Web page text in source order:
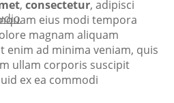
,consectetur, adipisci
eius modi tempora
magnam aliquam
enim ad minima veniam, quis
ullam corporis suscipit
ex ea commodi